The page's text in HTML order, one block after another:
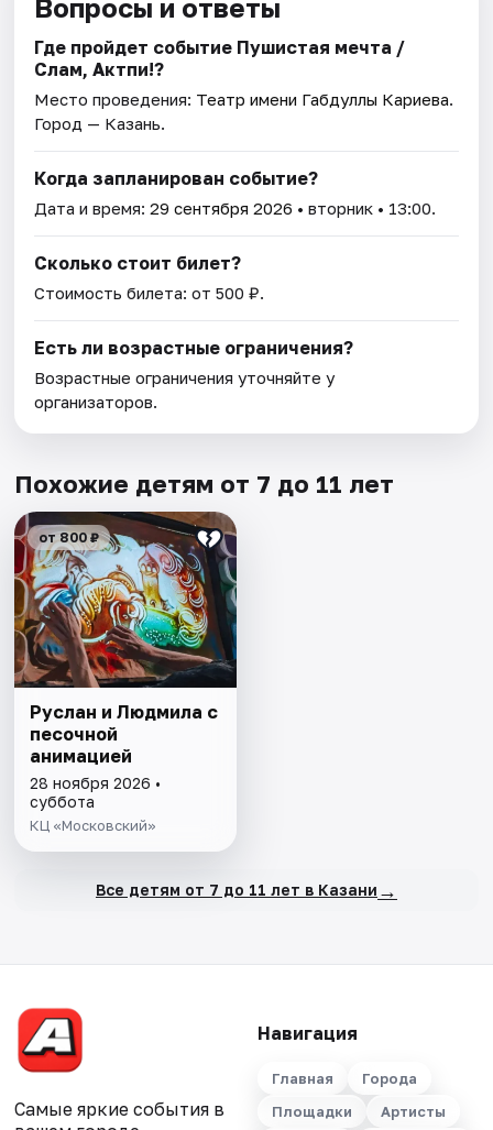
Вопросы и ответы
Где пройдет событие Пушистая мечта /
Сәлам, Актәпи!?
Место проведения: Театр имени Габдуллы Кариева.
Город — Казань.
Когда запланирован событие?
Дата и время:29 сентября 2026 • вторник • 13:00.
Сколько стоит билет?
Стоимость билета: от 500 ₽.
Есть ли возрастные ограничения?
Возрастные ограничения уточняйте у
организаторов.
Похожие детям от 7 до 11 лет
от 800 ₽
Руслан и Людмила с
песочной
анимацией
28 ноября 2026 •
суббота
КЦ «Московский»
Все детям от 7 до 11 лет в Казани →
Самые яркие события в
Навигация
Главная
Города
Площадки
Артисты